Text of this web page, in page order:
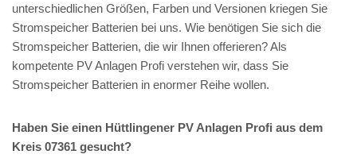
unterschiedlichen Größen, Farben und Versionen kriegen Sie
Stromspeicher Batterien bei uns. Wie benötigen Sie sich die
Stromspeicher Batterien, die wir Ihnen offerieren? Als
kompetente PV Anlagen Profi verstehen wir, dass Sie
Stromspeicher Batterien in enormer Reihe wollen.
Haben Sie einen Hüttlingener PV Anlagen Profi aus dem
Kreis 07361 gesucht?